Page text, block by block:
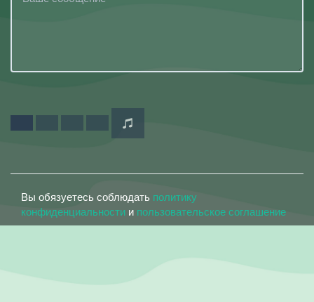
Вы обязуетесь соблюдать политику
конфиденциальности и пользовательское соглашение